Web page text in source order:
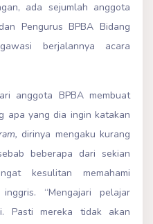
ada sejumlah anggota
Pengurus BPBA Bidang
berjalannya acara
anggota BPBA membuat
apa yang dia ingin katakan
dirinya mengaku kurang
beberapa dari sekian
kesulitan memahami
“Mengajari pelajar
Pasti mereka tidak akan